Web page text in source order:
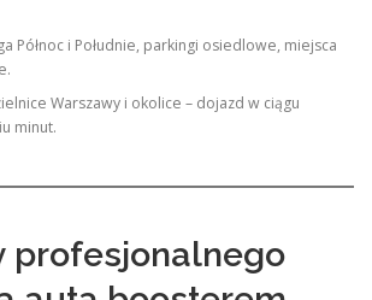
Północ i Południe, parkingi osiedlowe, miejsca
Warszawy i okolice – dojazd w ciągu
minut.
profesjonalnego